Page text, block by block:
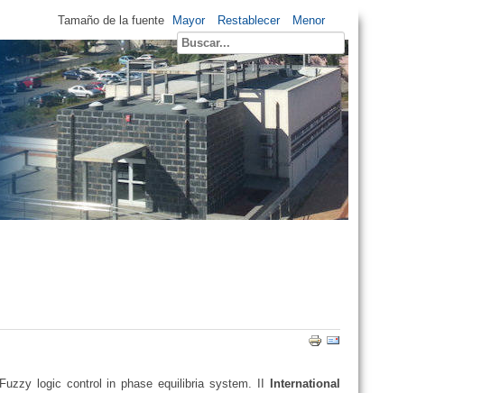
Tamaño de la fuente Mayor Restablecer Menor
Fuzzy logic control in phase equilibria system. II
International